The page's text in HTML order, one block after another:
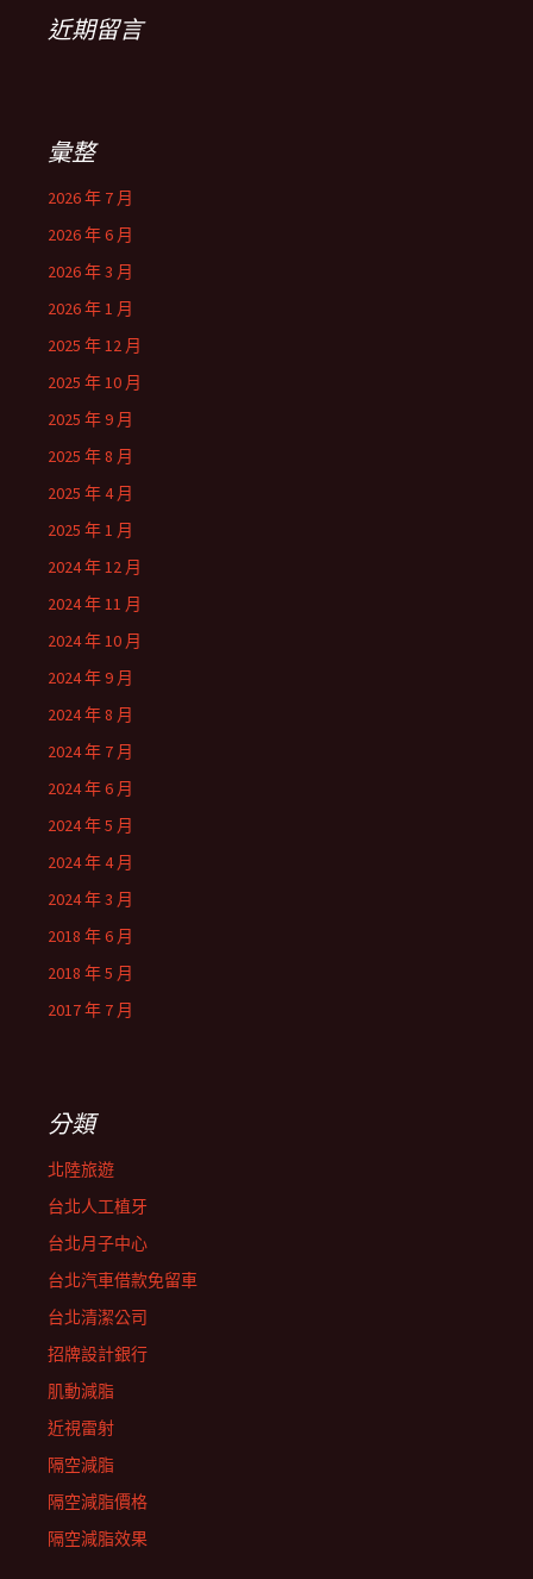
近期留言
彙整
2026 年 7 月
2026 年 6 月
2026 年 3 月
2026 年 1 月
2025 年 12 月
2025 年 10 月
2025 年 9 月
2025 年 8 月
2025 年 4 月
2025 年 1 月
2024 年 12 月
2024 年 11 月
2024 年 10 月
2024 年 9 月
2024 年 8 月
2024 年 7 月
2024 年 6 月
2024 年 5 月
2024 年 4 月
2024 年 3 月
2018 年 6 月
2018 年 5 月
2017 年 7 月
分類
北陸旅遊
台北人工植牙
台北月子中心
台北汽車借款免留車
台北清潔公司
招牌設計銀行
肌動減脂
近視雷射
隔空減脂
隔空減脂價格
隔空減脂效果